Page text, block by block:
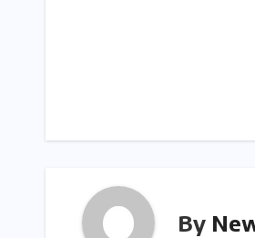
By